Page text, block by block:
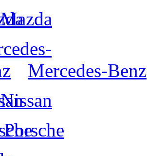
Mazda
Mercedes-Benz
Nissan
Porsche